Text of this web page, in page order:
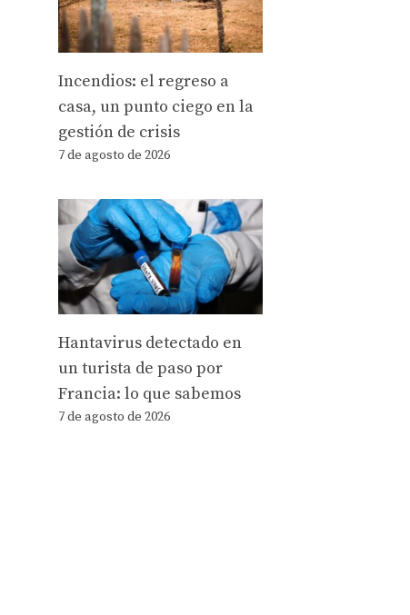
Incendios: el regreso a
casa, un punto ciego en la
gestión de crisis
7 de agosto de 2026
Hantavirus detectado en
un turista de paso por
Francia: lo que sabemos
7 de agosto de 2026